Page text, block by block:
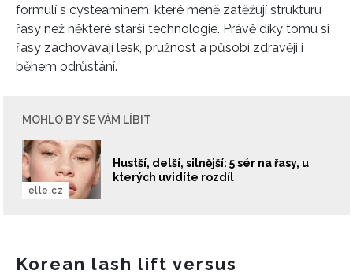
formulí s cysteaminem, které méně zatěžují strukturu
řasy než některé starší technologie. Právě díky tomu si
řasy zachovávají lesk, pružnost a působí zdravěji i
během odrůstání.
MOHLO BY SE VÁM LÍBIT
Hustší, delší, silnější: 5 sér na řasy, u
kterých uvidíte rozdíl
elle.cz
Korean lash lift versus